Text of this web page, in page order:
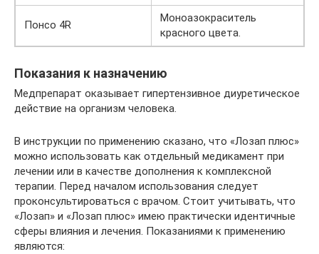
Понсо 4R
Моноазокраситель
красного цвета.
Показания к назначению
Медпрепарат оказывает гипертензивное диуретическое
действие на организм человека.
В инструкции по применению сказано, что «Лозап плюс»
можно использовать как отдельный медикамент при
лечении или в качестве дополнения к комплексной
терапии. Перед началом использования следует
проконсультироваться с врачом. Стоит учитывать, что
«Лозап» и «Лозап плюс» имею практически идентичные
сферы влияния и лечения. Показаниями к применению
являются: